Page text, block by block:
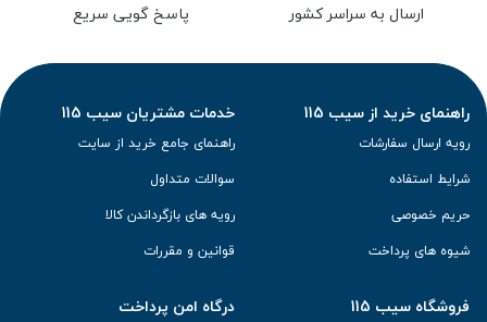
ارسال به سراسر کشور پاسخ گویی سریع
راهنمای خرید از سیب 115
رویه ارسال سفارشات
شرایط استفاده
حریم خصوصی
شیوه های پرداخت
خدمات مشتریان سیب 115
راهنمای جامع خرید از سایت
سوالات متداول
رویه های بازگرداندن کالا
قوانین و مقررات
فروشگاه سیب 115 درگاه امن پرداخت